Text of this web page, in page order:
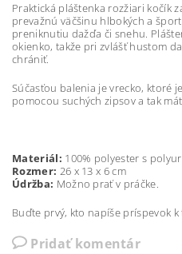
Praktická pláštenka rozžiari kočík
prevažnú väčšinu hlbokých a
preniknutiu dažďa či snehu.
okienko, takže pri zvlášť hustom
chrániť.
Súčasťou balenia je vrecko, ktoré
pomocou suchých zipsov a tak
Materiál: 100% polyester s
Rozmer: 26 x 13 x 6 cm
Údržba: Možno prať v práčke.
Buďte prvý, kto napíše príspevok
Pridať komentár